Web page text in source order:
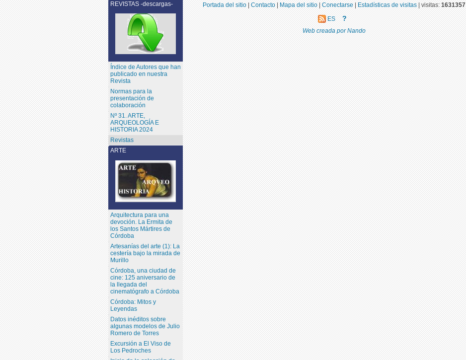
ARTE
Arquitectura para una
devoción. La Ermita de
los Santos Mártires de
Córdoba
Artesanías del arte (1): La
cestería bajo la mirada de
Murillo
Córdoba, una ciudad de
cine: 125 aniversario de
la llegada del
cinematógrafo a Córdoba
Córdoba: Mitos y
Leyendas
Datos inéditos sobre
algunas modelos de Julio
Romero de Torres
Excursión a El Viso de
Los Pedroches
REVISTAS -descargas-
Índice de Autores que han
publicado en nuestra
Revista
Normas para la
presentación de
colaboración
Nº 31. ARTE,
ARQUEOLOGÍA E
HISTORIA 2024
Revistas
Portada del sitio|Contacto|Mapa del sitio|Conectarse|Estadísticas de visitas|visitas:1631357
ES ?
Web creada por Nando